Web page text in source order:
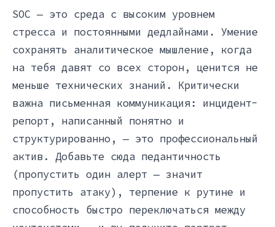
SOC — это среда с высоким уровнем
стресса и постоянными дедлайнами. Умение
сохранять аналитическое мышление, когда
на тебя давят со всех сторон, ценится не
меньше технических знаний. Критически
важна письменная коммуникация: инцидент-
репорт, написанный понятно и
структурированно, — это профессиональный
актив. Добавьте сюда педантичность
(пропустить один алерт — значит
пропустить атаку), терпение к рутине и
способность быстро переключаться между